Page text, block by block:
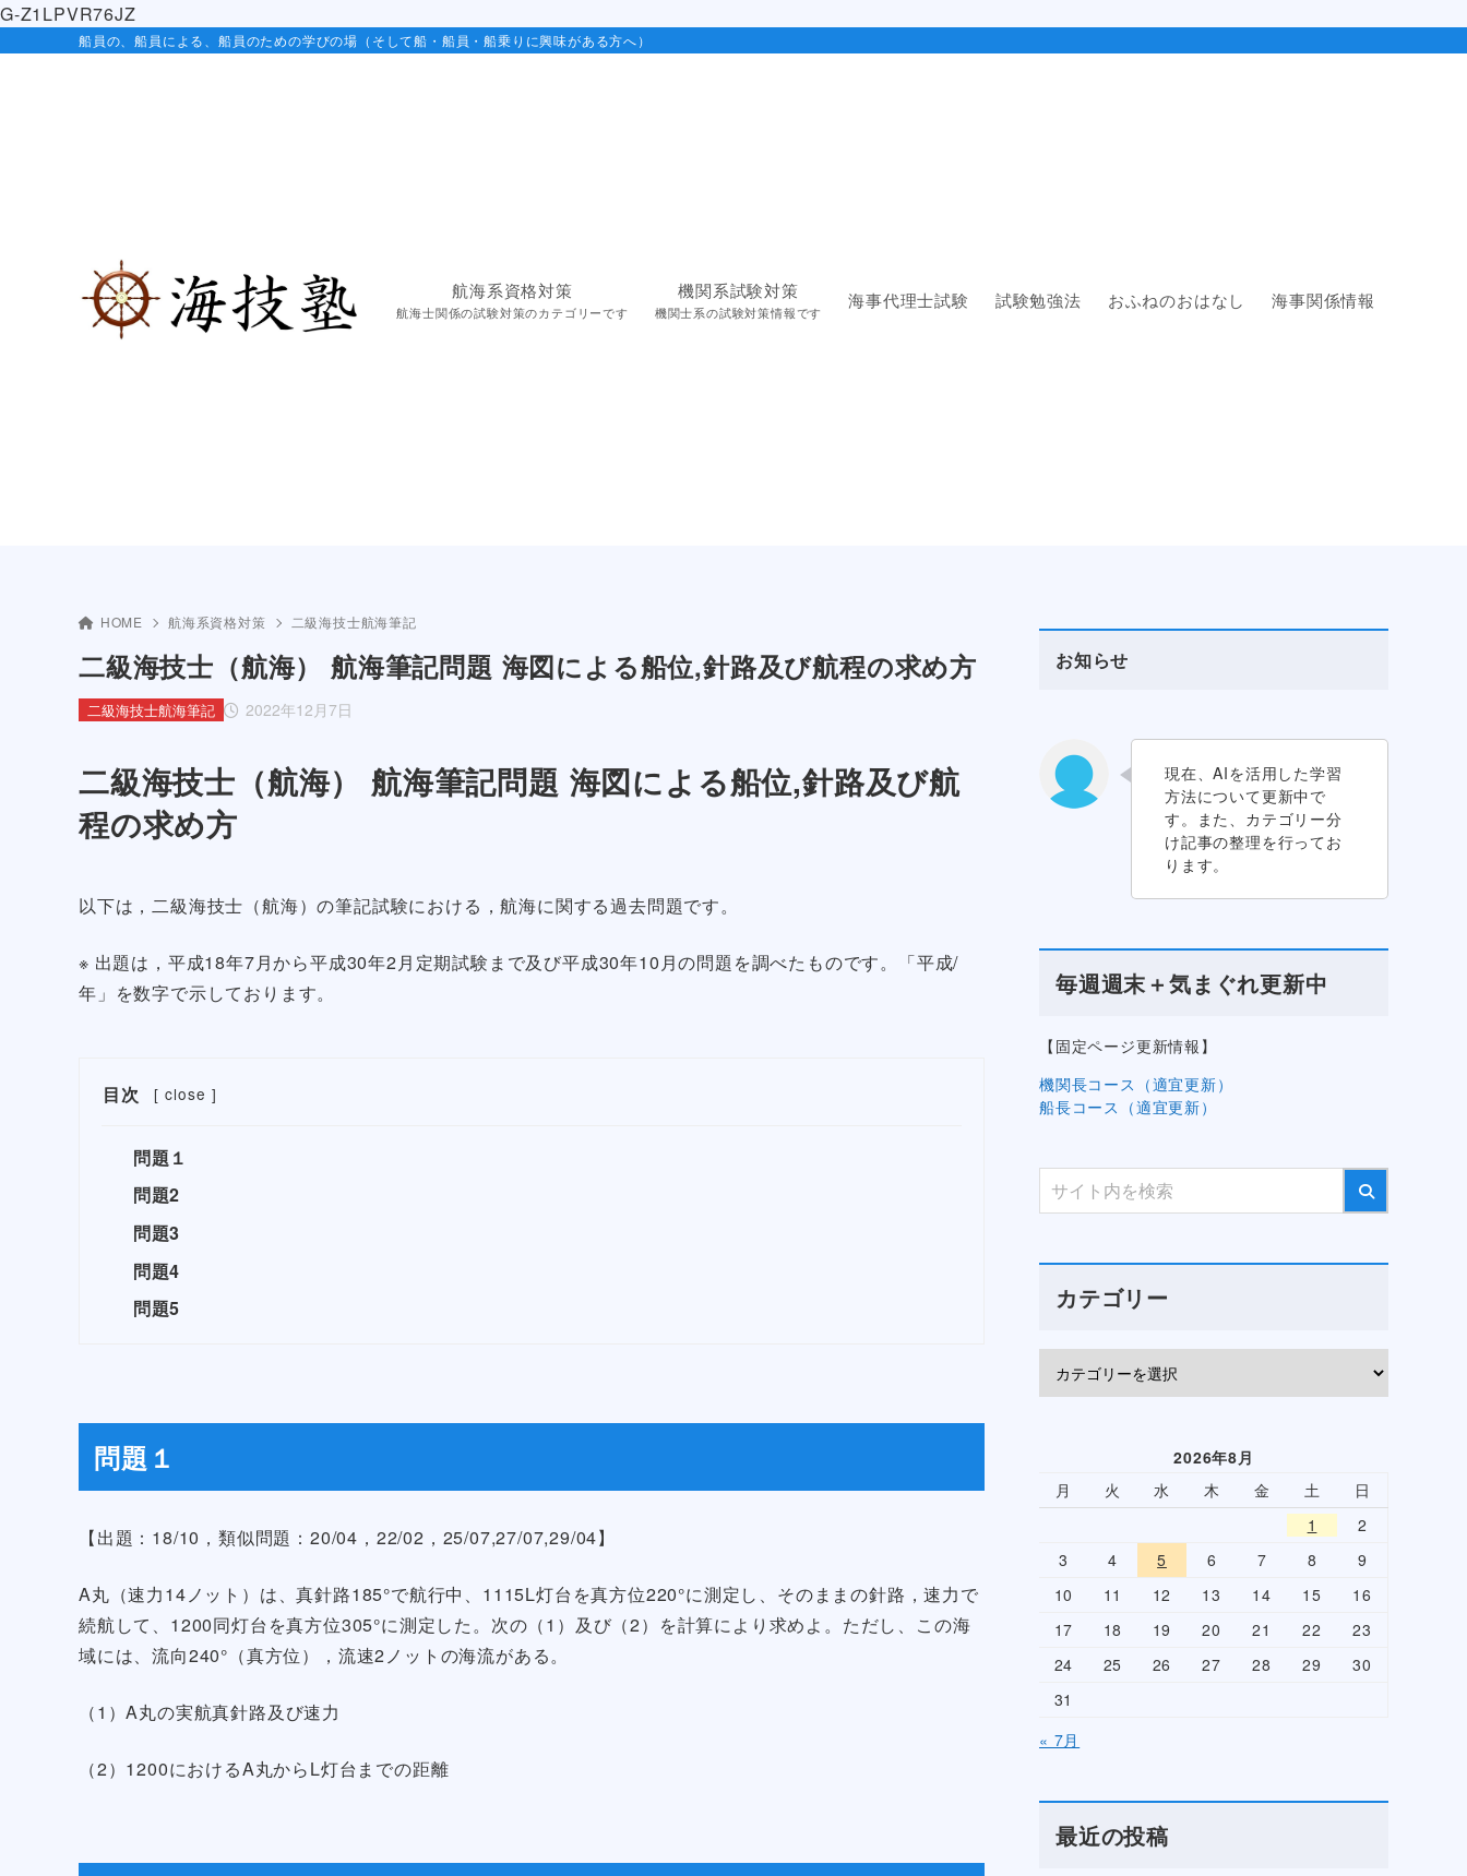
G-Z1LPVR76JZ
船員の、船員による、船員のための学びの場（そして船・船員・船乗りに興味がある方へ）
航海系資格対策
航海士関係の試験対策のカテゴリーです
機関系試験対策
機関士系の試験対策情報です
海事代理士試験 試験勉強法 おふねのおはなし 海事関係情報
HOME 航海系資格対策 二級海技士航海筆記
二級海技士（航海） 航海筆記問題 海図による船位,針路及び航程の求め方
2022年12月7日
二級海技士航海筆記
二級海技士（航海） 航海筆記問題 海図による船位,針路及び航
程の求め方
以下は，二級海技士（航海）の筆記試験における，航海に関する過去問題です。
※ 出題は，平成18年7月から平成30年2月定期試験まで及び平成30年10月の問題を調べたものです。「平成/
年」を数字で示しております。
目次 [ close ]
問題１
問題2
問題3
問題4
問題5
問題１
【出題：18/10，類似問題：20/04，22/02，25/07,27/07,29/04】
A丸（速力14ノット）は、真針路185°で航行中、1115L灯台を真方位220°に測定し、そのままの針路，速力で
続航して、1200同灯台を真方位305°に測定した。次の（1）及び（2）を計算により求めよ。ただし、この海
域には、流向240°（真方位），流速2ノットの海流がある。
（1）A丸の実航真針路及び速力
（2）1200におけるA丸からL灯台までの距離
お知らせ
現在、AIを活用した学習
方法について更新中で
す。また、カテゴリー分
け記事の整理を行ってお
ります。
毎週週末＋気まぐれ更新中
【固定ページ更新情報】
機関長コース（適宜更新）
船長コース（適宜更新）
カテゴリー
2026年8月
月
火 水 木 金 土
日
1
2
3
4 5 6 7 8
9
10
11 12 13 14 15
16
17
18 19 20 21 22
23
24
25 26 27 28 29
30
31
« 7月
最近の投稿